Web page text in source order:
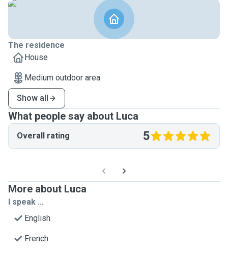
The residence
House
Medium outdoor area
Show all
What people say about Luca
Overall rating 5
More about Luca
I speak ...
English
French